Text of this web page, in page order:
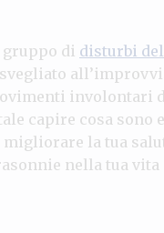
di disturbi
involontari
capire cosa sono
la tua
nella tua vita